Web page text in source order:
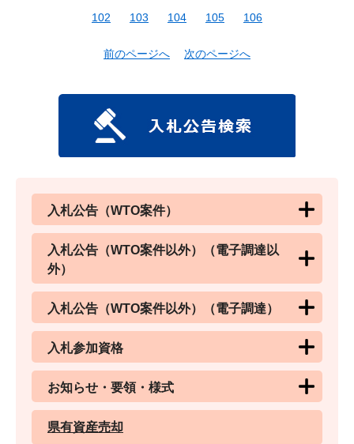
102
103 104 105 106
前のページへ 次のページへ
入札公告（WTO案件）
入札公告（WTO案件以外）（電子調達以
外）
入札公告（WTO案件以外）（電子調達）
入札参加資格
お知らせ・要領・様式
県有資産売却